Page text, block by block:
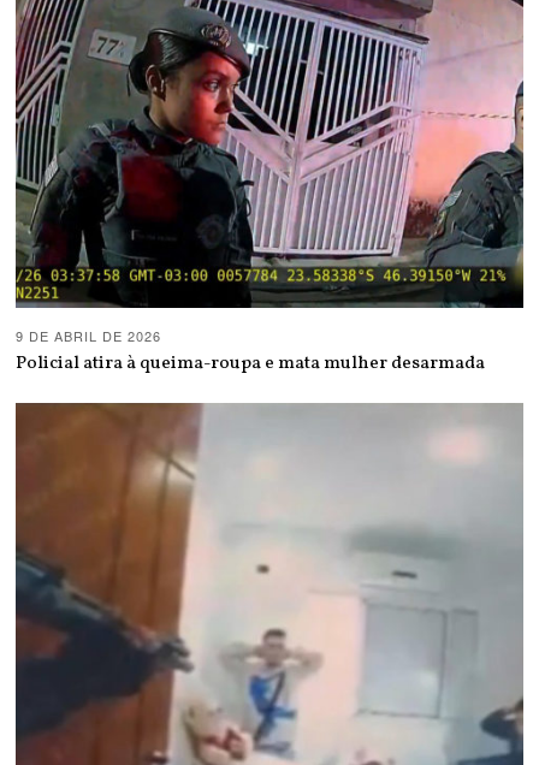
9 DE ABRIL DE 2026
Policial atira à queima-roupa e mata mulher desarmada